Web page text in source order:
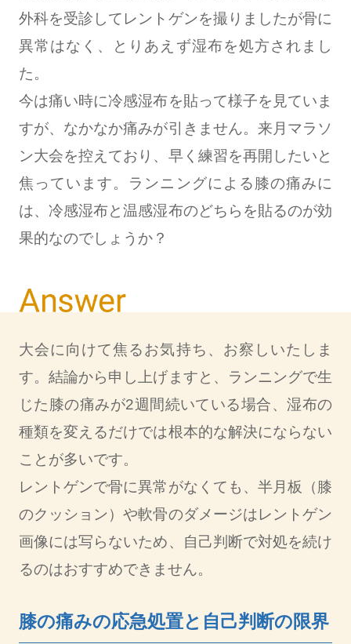
外科を受診してレントゲンを撮りましたが骨に
異常はなく、とりあえず湿布を処方されまし
た。
今は痛い時に冷感湿布を貼って様子を見ていま
すが、なかなか痛みが引きません。来月マラソ
ン大会を控えており、早く練習を再開したいと
焦っています。ランニングによる膝の痛みに
は、冷感湿布と温感湿布のどちらを貼るのが効
果的なのでしょうか？
大会に向けて焦るお気持ち、お察しいたしま
す。結論から申し上げますと、ランニングで生
じた膝の痛みが2週間続いている場合、湿布の
種類を変えるだけでは根本的な解決にならない
ことが多いです。
レントゲンで骨に異常がなくても、半月板（膝
のクッション）や軟骨のダメージはレントゲン
画像には写らないため、自己判断で対処を続け
るのはおすすめできません。
膝の痛みの応急処置と自己判断の限界